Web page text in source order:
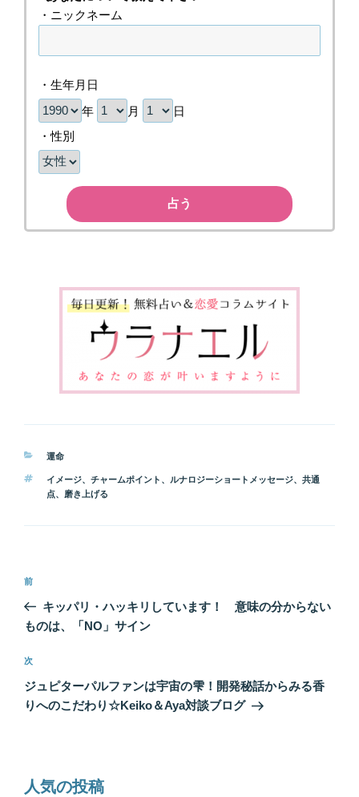
・ニックネーム
・生年月日
年
月
日
・性別
占う
カ
ゴ
リ
運命
タ
グ
イメージ、 チャームポイント 、 ルナロジーショートメッセージ、 共通
点、 磨き上げる
投
ナ
ゲ
ー
シ
前
の
投
前
キッパリ・ハッキリしています！ 意味の分からない
ものは、「NO」サイン
次
の
投
次
ジュピターパルファンは宇宙の雫！開発秘話からみる香
りへのこだわり☆Keiko＆Aya対談ブログ
人気の投稿